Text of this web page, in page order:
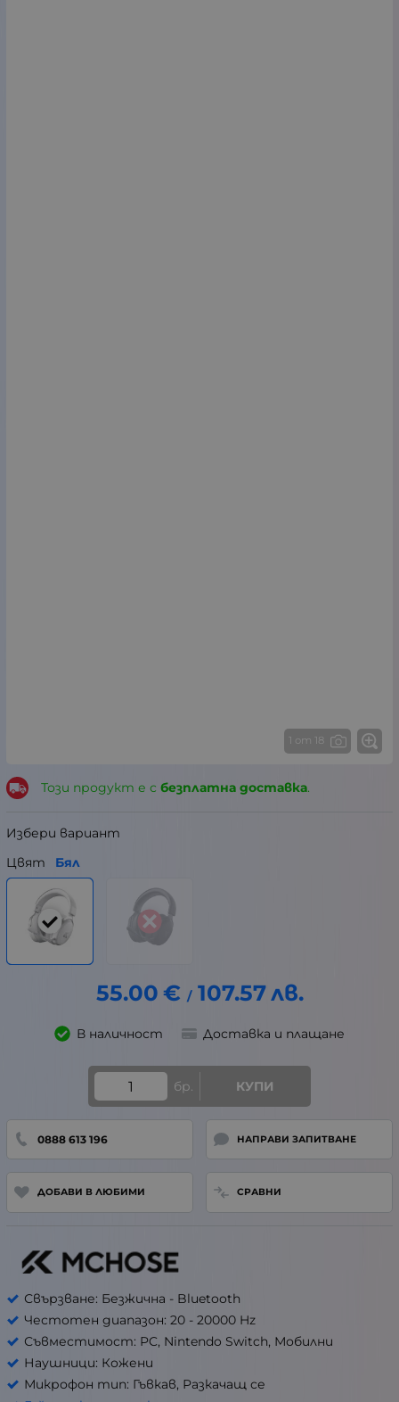
1 от 18
Този продукт е с безплатна доставка.
Избери вариант
Цвят
Бял
55.00 € / 107.57лв.
В наличност Доставка и плащане
бр. КУПИ
0888 613 196 НАПРАВИ ЗАПИТВАНЕ
ДОБАВИ В ЛЮБИМИ СРАВНИ
Свързване: Безжична - Bluetooth
Честотен диапазон: 20 - 20000 Hz
Съвместимост: PC, Nintendo Switch, Мобилни
Наушници: Кожени
Микрофон тип: Гъвкав, Разкачащ се